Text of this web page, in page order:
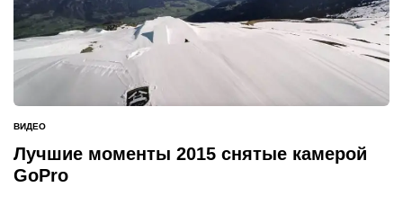
ОПУБЛИКОВАНО
В
ВИДЕО
Лучшие моменты 2015 снятые камерой
GoPro